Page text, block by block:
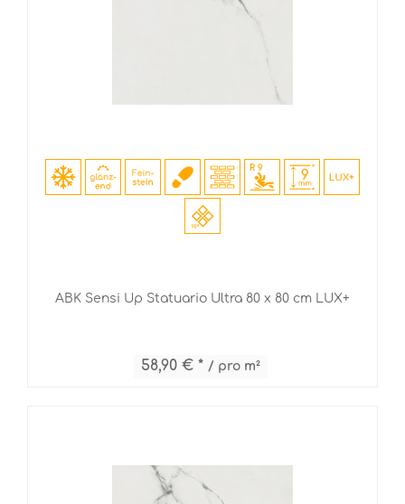
ABK Sensi Up Statuario Ultra 80 x 80 cm LUX+
58,90 € * / pro m²